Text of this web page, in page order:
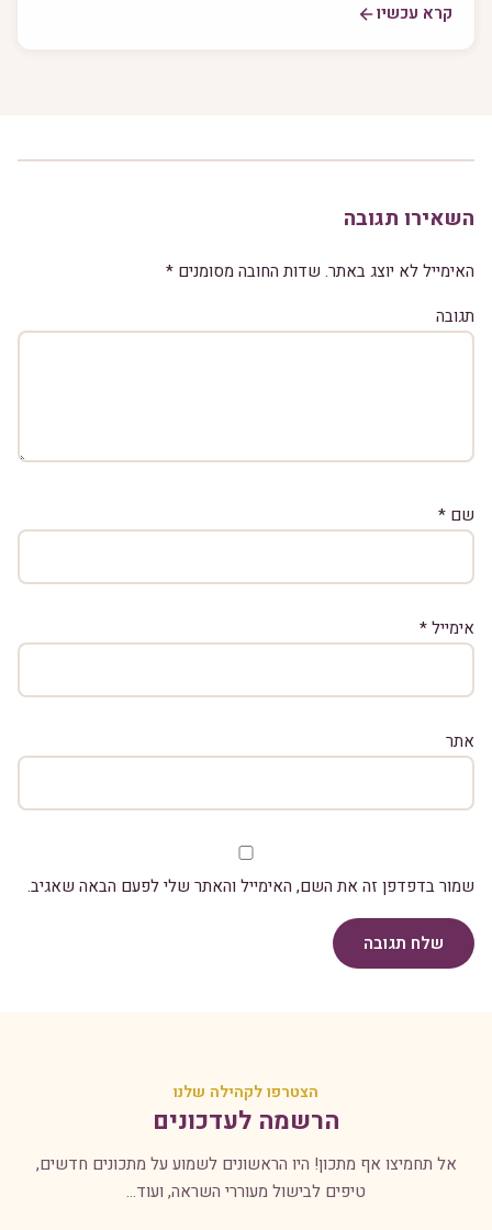
קרא עכשיו
השאירו תגובה
האימייל לא יוצג באתר. שדות החובה מסומנים *
תגובה
שם *
אימייל*
אתר
שמור בדפדפן זה את השם, האימייל והאתר שלי לפעם הבאה שאגיב.
שלח תגובה
הצטרפו לקהילה שלנו
הרשמה לעדכונים
אל תחמיצו אף מתכון! היו הראשונים לשמוע על מתכונים חדשים,
טיפים לבישול מעוררי השראה, ועוד...